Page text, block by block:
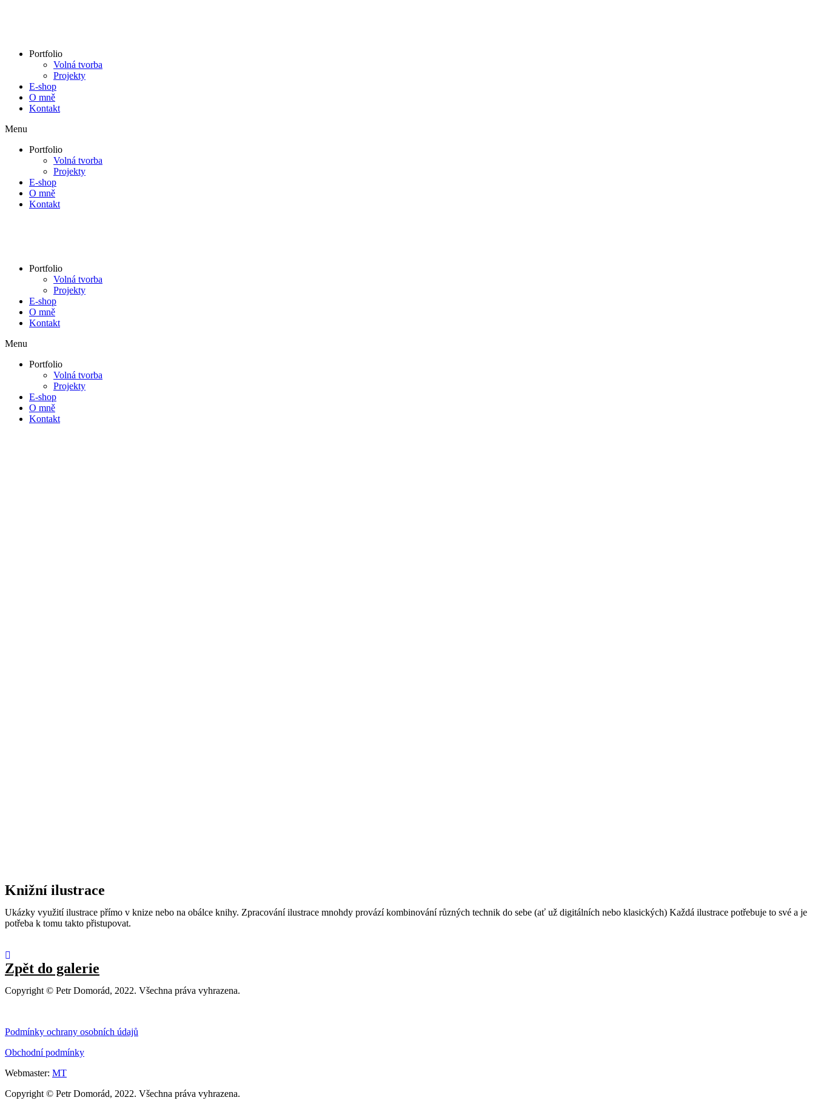
Portfolio
Volná tvorba
Projekty
E-shop
O mně
Kontakt
Menu
Portfolio
Volná tvorba
Projekty
E-shop
O mně
Kontakt
Portfolio
Volná tvorba
Projekty
E-shop
O mně
Kontakt
Menu
Portfolio
Volná tvorba
Projekty
E-shop
O mně
Kontakt
Knižní ilustrace
Ukázky využití ilustrace přímo v knize nebo na obálce knihy. Zpracování ilustrace mnohdy provází kombinování různých technik do sebe (ať už digitálních nebo klasických) Každá ilustrace potřebuje to své a je
potřeba k tomu takto přistupovat.
Zpět do galerie
Copyright © Petr Domorád, 2022. Všechna práva vyhrazena.
Podmínky ochrany osobních údajů
Obchodní podmínky
Webmaster: MT
Copyright © Petr Domorád, 2022. Všechna práva vyhrazena.